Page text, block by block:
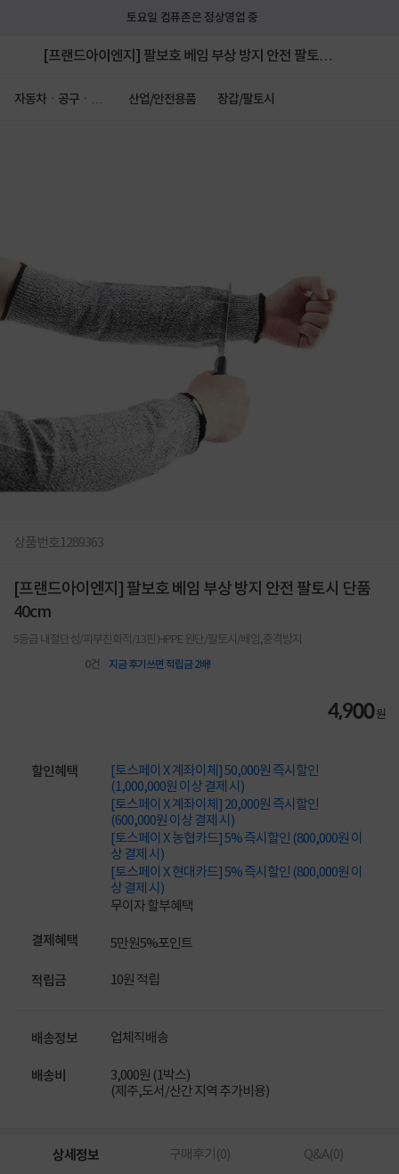
토요일 컴퓨존은 정상영업 중
[프랜드아이엔지] 팔보호 베임 부상 방지 안전 팔토시
자동차ㆍ공구ㆍ안
산업/안전용품 장갑/팔토시
상품번호1289363
[프랜드아이엔지] 팔보호 베임 부상 방지 안전 팔토시 단품
40cm
5등급 내절단성/피부친화적/13핀 HPPE 원단/팔토시/베임,충격방지
0건 지금 후기쓰면 적립금 2배!
4,900원
할인혜택
[토스페이 X 계좌이체] 50,000원 즉시할인
(1,000,000원 이상 결제 시)
[토스페이 X 계좌이체] 20,000원 즉시할인
(600,000원 이상 결제 시)
[토스페이 X 농협카드] 5% 즉시할인 (800,000원 이
상 결제 시)
[토스페이 X 현대카드] 5% 즉시할인 (800,000원 이
상 결제 시)
무이자 할부혜택
결제혜택 5만원5%포인트
적립금 10원 적립
배송정보 업체직배송
배송비
3,000원 (1박스)
(제주,도서/산간 지역 추가비용)
상세정보 구매후기(0) Q&A(0)